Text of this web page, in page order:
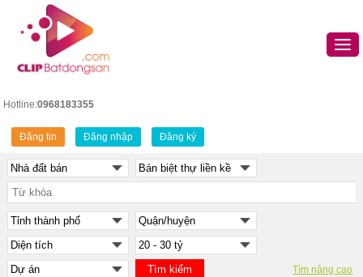
Hotline:0968183355
Đăng tin Đăng nhập Đăng ký
Tìm nâng cao